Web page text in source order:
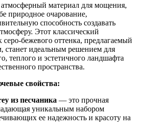
материал для мощения,
природное очарование,
способность создавать
Этот классический
серо-бежевого оттенка, предлагаемый
станет идеальным решением для
теплого и эстетичного ландшафта
пространства.
свойства:
из песчаника — это прочная
уникальным набором
ее надежность и красоту на